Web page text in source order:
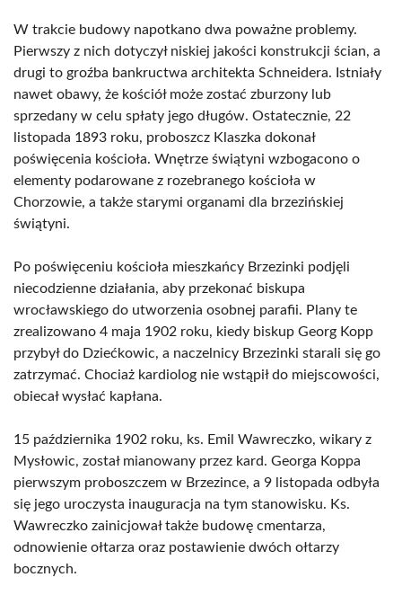
W trakcie budowy napotkano dwa poważne problemy.
Pierwszy z nich dotyczył niskiej jakości konstrukcji ścian, a
drugi to groźba bankructwa architekta Schneidera. Istniały
nawet obawy, że kościół może zostać zburzony lub
sprzedany w celu spłaty jego długów. Ostatecznie, 22
listopada 1893 roku, proboszcz Klaszka dokonał
poświęcenia kościoła. Wnętrze świątyni wzbogacono o
elementy podarowane z rozebranego kościoła w
Chorzowie, a także starymi organami dla brzezińskiej
świątyni.
Po poświęceniu kościoła mieszkańcy Brzezinki podjęli
niecodzienne działania, aby przekonać biskupa
wrocławskiego do utworzenia osobnej parafii. Plany te
zrealizowano 4 maja 1902 roku, kiedy biskup Georg Kopp
przybył do Dziećkowic, a naczelnicy Brzezinki starali się go
zatrzymać. Chociaż kardiolog nie wstąpił do miejscowości,
obiecał wysłać kapłana.
15 października 1902 roku, ks. Emil Wawreczko, wikary z
Mysłowic, został mianowany przez kard. Georga Koppa
pierwszym proboszczem w Brzezince, a 9 listopada odbyła
się jego uroczysta inauguracja na tym stanowisku. Ks.
Wawreczko zainicjował także budowę cmentarza,
odnowienie ołtarza oraz postawienie dwóch ołtarzy
bocznych.